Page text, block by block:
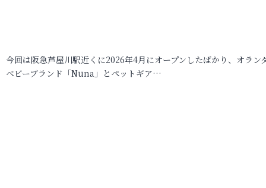
今回は阪急芦屋川駅近くに2026年4月にオープンしたばかり、オラン
ベビーブランド「Nuna」とペットギア…